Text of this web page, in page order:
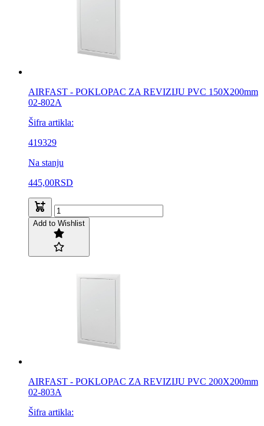
AIRFAST - POKLOPAC ZA REVIZIJU PVC 150X200mm
02-802A
Šifra artikla:
419329
Na stanju
445,00RSD
Add to Wishlist
AIRFAST - POKLOPAC ZA REVIZIJU PVC 200X200mm
02-803A
Šifra artikla: